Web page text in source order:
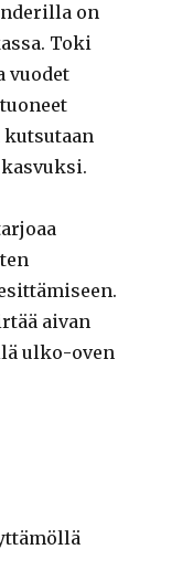
on
Toki
vuodet
aivan
ulko-oven